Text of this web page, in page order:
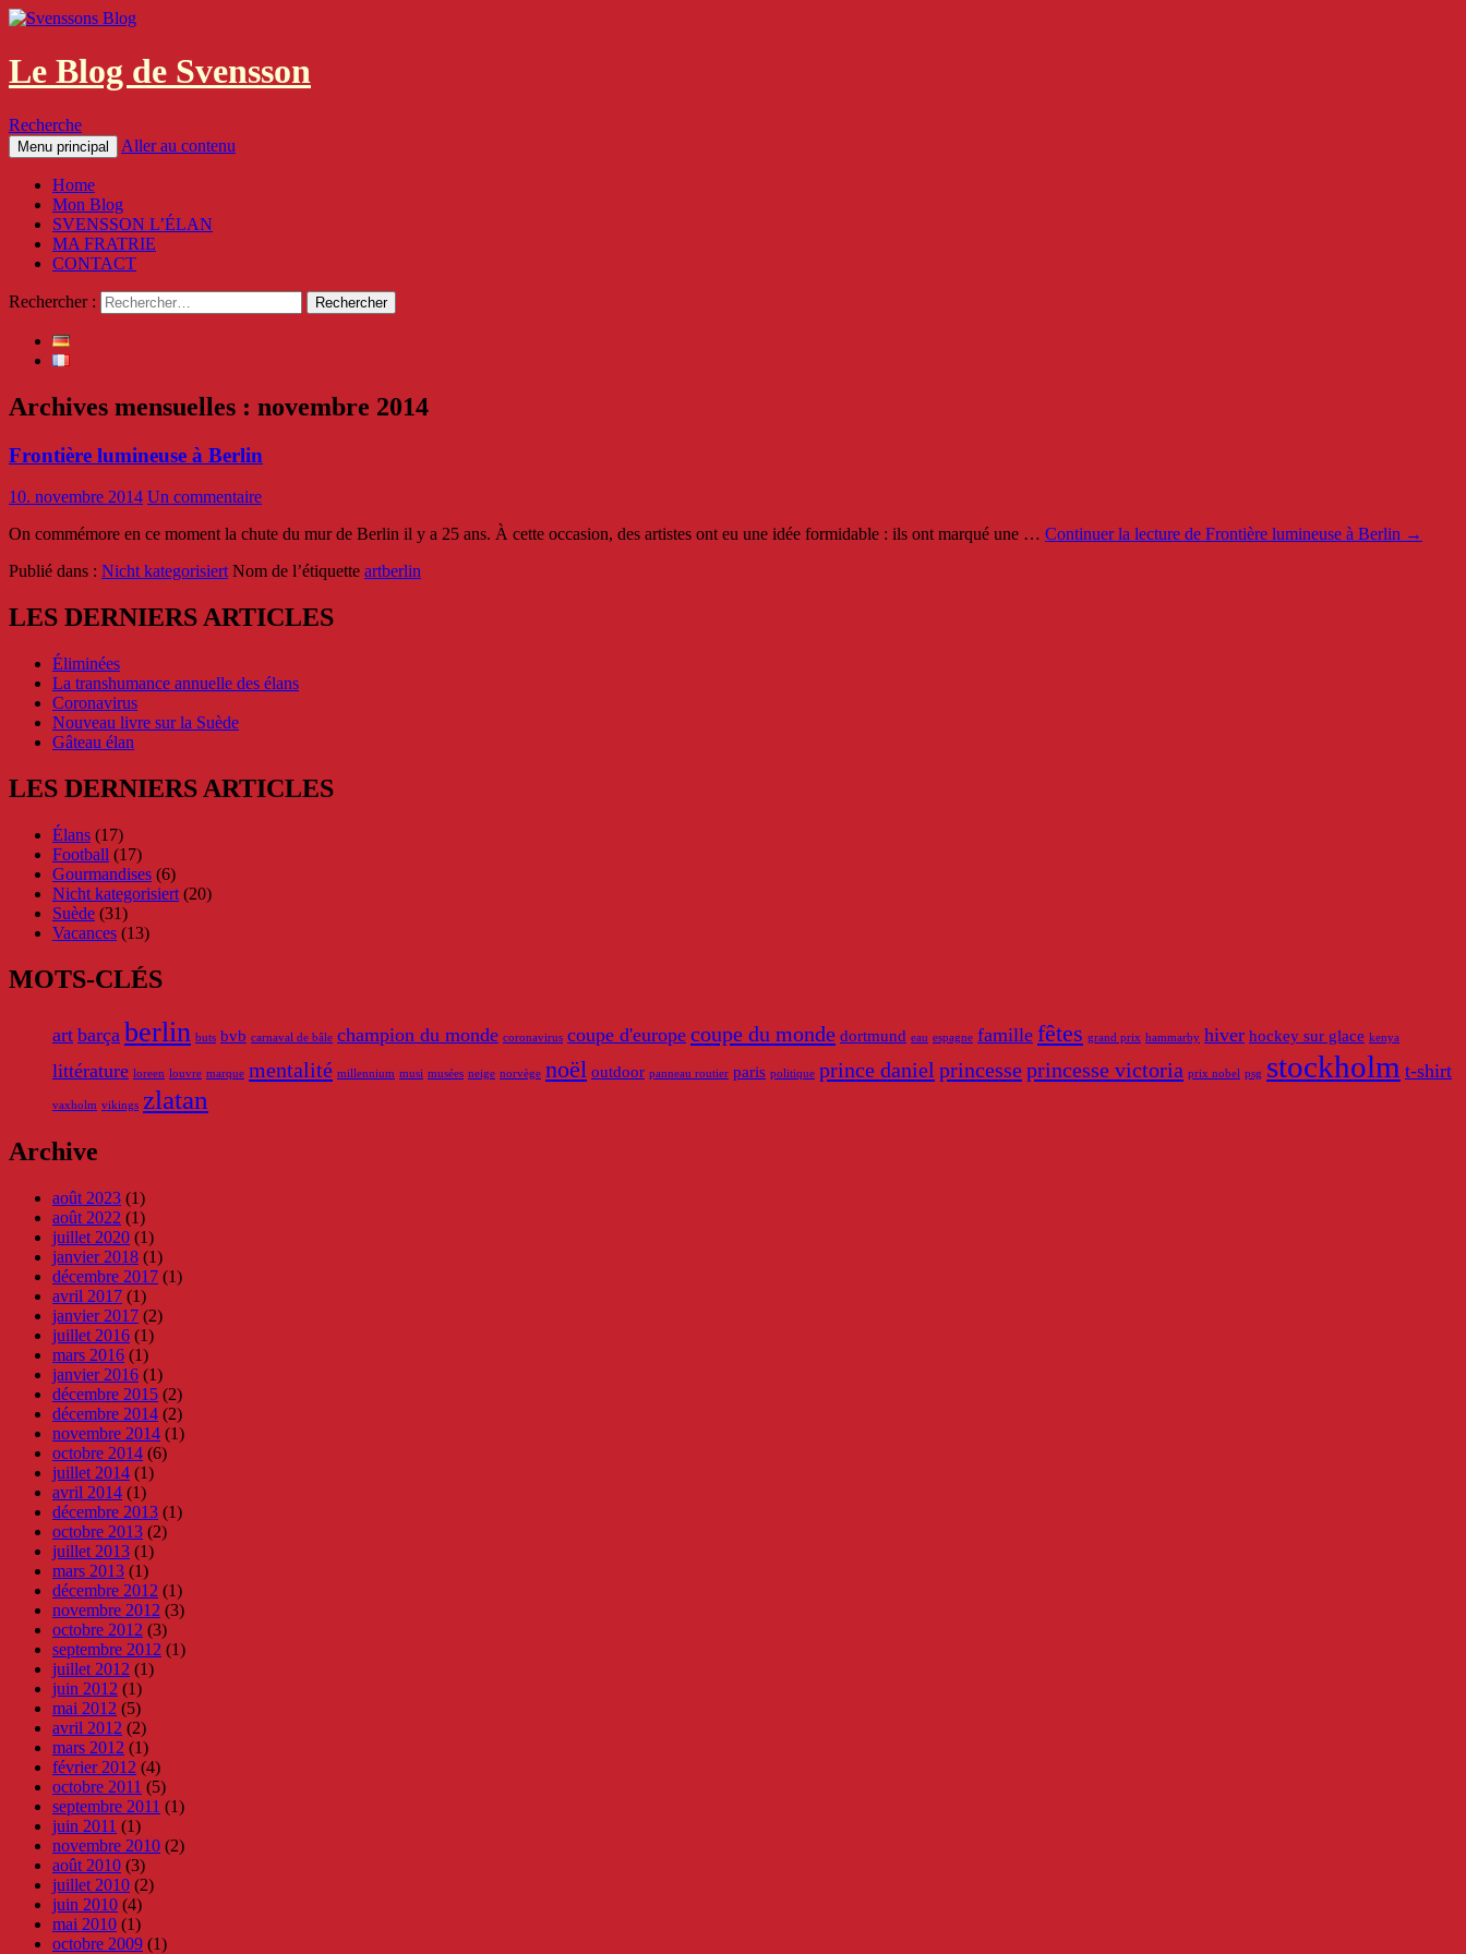
Le Blog de Svensson
Recherche
Menu principal Aller au contenu
Home
Mon Blog
SVENSSON L’ÉLAN
MA FRATRIE
CONTACT
Rechercher :
Archives mensuelles : novembre 2014
Frontière lumineuse à Berlin
10. novembre 2014 Un commentaire
On commémore en ce moment la chute du mur de Berlin il y a 25 ans. À cette occasion, des artistes ont eu une idée formidable : ils ont marqué une … Continuer la lecture de Frontière lumineuse à Berlin →
Publié dans : Nicht kategorisiertNom de l’étiquette artberlin
LES DERNIERS ARTICLES
Éliminées
La transhumance annuelle des élans
Coronavirus
Nouveau livre sur la Suède
Gâteau élan
LES DERNIERS ARTICLES
Élans (17)
Football (17)
Gourmandises (6)
Nicht kategorisiert (20)
Suède (31)
Vacances (13)
MOTS-CLÉS
art barça berlin buts bvb carnaval de bâle champion du monde coronavirus coupe d'europe coupe du monde dortmund eau espagne famille fêtes grand prix hammarby hiver hockey sur glace kenya
littérature loreen louvre marque mentalité millennium musi musées neige norvège noël outdoor panneau routier paris politique prince daniel princesseprincesse victoria prix nobel psg stockholm t-shirt
vaxholm vikings zlatan
Archive
août 2023 (1)
août 2022 (1)
juillet 2020 (1)
janvier 2018 (1)
décembre 2017 (1)
avril 2017 (1)
janvier 2017 (2)
juillet 2016 (1)
mars 2016 (1)
janvier 2016 (1)
décembre 2015 (2)
décembre 2014 (2)
novembre 2014 (1)
octobre 2014 (6)
juillet 2014 (1)
avril 2014 (1)
décembre 2013 (1)
octobre 2013 (2)
juillet 2013 (1)
mars 2013 (1)
décembre 2012 (1)
novembre 2012 (3)
octobre 2012 (3)
septembre 2012 (1)
juillet 2012 (1)
juin 2012 (1)
mai 2012 (5)
avril 2012 (2)
mars 2012 (1)
février 2012 (4)
octobre 2011 (5)
septembre 2011 (1)
juin 2011 (1)
novembre 2010 (2)
août 2010 (3)
juillet 2010 (2)
juin 2010 (4)
mai 2010 (1)
octobre 2009 (1)